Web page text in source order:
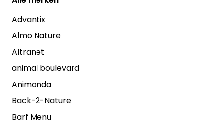
Advantix
Almo Nature
Altranet
animal boulevard
Animonda
Back-2-Nature
Barf Menu